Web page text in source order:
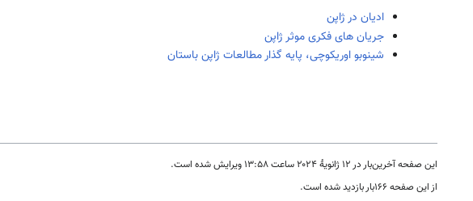
ادیان در ژاپن
جریان های فکری موثر ژاپن
شینوبو اوریکوچی، پایه گذار مطالعات ژاپن باستان
این صفحه آخرین‌بار در ‏۱۲ ژانویهٔ ۲۰۲۴ ساعت ‏۱۳:۵۸ ویرایش شده است.
از این صفحه ۱۶۶بار بازدید شده است.